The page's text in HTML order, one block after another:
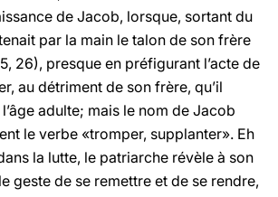
de Jacob, lorsque, sortant du
par la main le talon de son frère
26), presque en préfigurant l’acte de
au détriment de son frère, qu’il
adulte; mais le nom de Jacob
le verbe «tromper, supplanter». Eh
la lutte, le patriarche révèle à son
geste de se remettre et de se rendre,